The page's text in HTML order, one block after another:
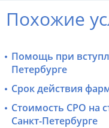
Похожие
Помощь при
Петербурге
Срок действия
Стоимость СРО на
Санкт-Петербурге